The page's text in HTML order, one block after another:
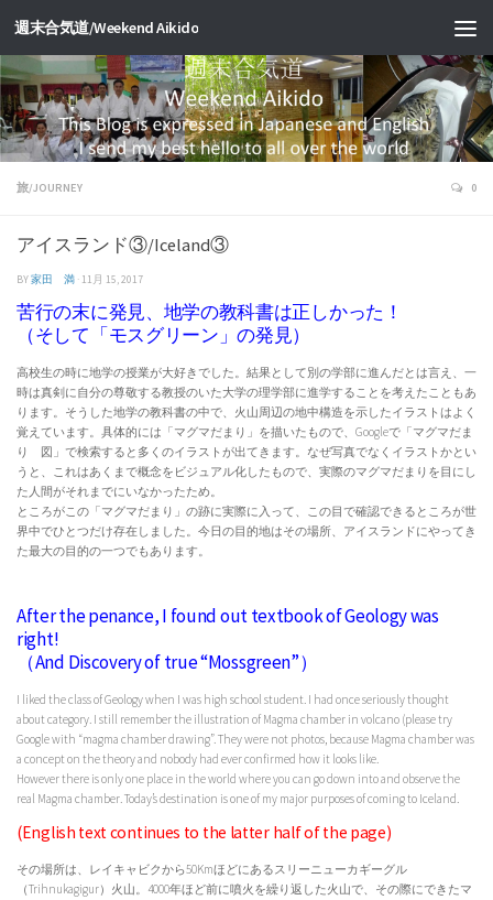
週末合気道/Weekend Aikido
旅/JOURNEY 0
アイスランド③/Iceland③
BY家田 満 · 11月 15, 2017
苦行の末に発見、地学の教科書は正しかった！
（そして「モスグリーン」の発見）
高校生の時に地学の授業が大好きでした。結果として別の学部に進んだとは言え、一
時は真剣に自分の尊敬する教授のいた大学の理学部に進学することを考えたこともあ
ります。そうした地学の教科書の中で、火山周辺の地中構造を示したイラストはよく
覚えています。具体的には「マグマだまり」を描いたもので、Googleで「マグマだま
り 図」で検索すると多くのイラストが出てきます。なぜ写真でなくイラストかとい
うと、これはあくまで概念をビジュアル化したもので、実際のマグマだまりを目にし
た人間がそれまでにいなかったため。
ところがこの「マグマだまり」の跡に実際に入って、この目で確認できるところが世
界中でひとつだけ存在しました。今日の目的地はその場所、アイスランドにやってき
た最大の目的の一つでもあります。
After the penance, I found out textbook of Geology was
right!
（And Discovery of true “Mossgreen”）
I liked the class of Geology when I was high school student. I had once seriously thought
about category. I still remember the illustration of Magma chamber in volcano (please try
Google with “magma chamber drawing”. They were not photos, because Magma chamber was
a concept on the theory and nobody had ever confirmed how it looks like.
However there is only one place in the world where you can go down into and observe the
real Magma chamber. Today’s destination is one of my major purposes of coming to Iceland.
(English text continues to the latter half of the page)
その場所は、レイキャビクから50Kmほどにあるスリーニューカギーグル
（Trihnukagigur）火山。4000年ほど前に噴火を繰り返した火山で、その際にできたマ